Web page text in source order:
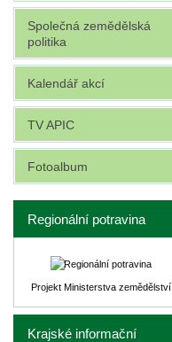
Společná zemědělská
politika
Kalendář akcí
TV APIC
Fotoalbum
Regionální potravina
Projekt Ministerstva zemědělství
Krajské informační